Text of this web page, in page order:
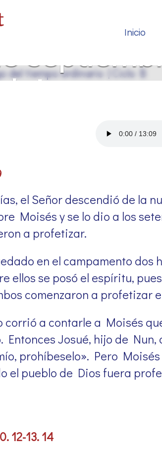
Inicio
tiempo
el Señor descendió de la
Moisés y se lo dio a los
a profetizar.
en el campamento
ellos se posó el espíritu,
comenzaron a profetizar
corrió a contarle a Moisés
Entonces Josué, hijo de
prohíbeselo». Pero
el pueblo de Dios fuera
12-13. 14